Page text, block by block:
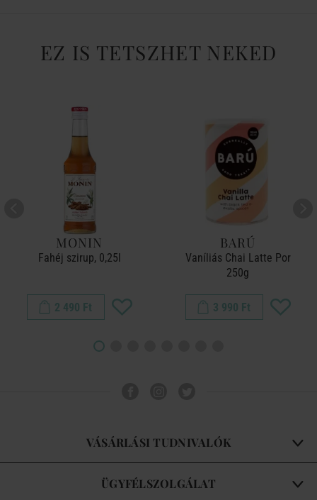
EZ IS TETSZHET NEKED
MONIN
Fahéj szirup, 0,25l
2 490 Ft
BARÚ
Vaníliás Chai Latte Por
250g
3 990 Ft
VÁSÁRLÁSI TUDNIVALÓK
ÜGYFÉLSZOLGÁLAT